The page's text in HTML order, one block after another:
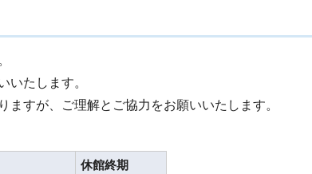
いたします。
すが、ご理解とご協力をお願いいたします。
休館終期